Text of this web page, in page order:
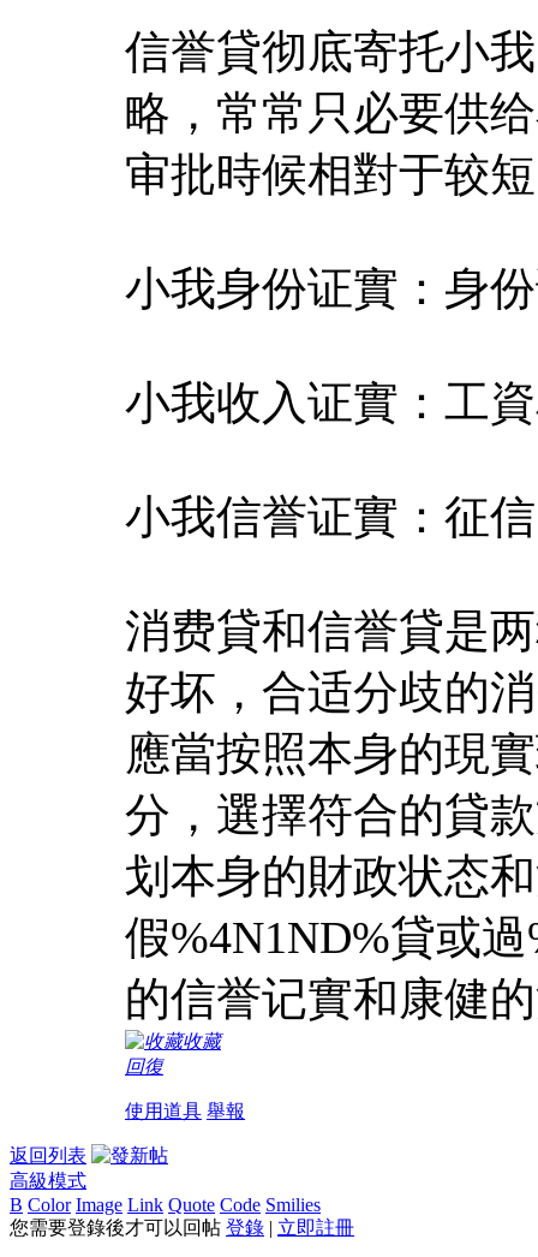
信誉貸彻底寄托小
略，常常只必要供
审批時候相對于较
小我身份证實：身
小我收入证實：工
小我信誉证實：征
消费貸和信誉貸是
好坏，合适分歧的
應當按照本身的現
分，選擇符合的貸
划本身的財政状态
假%4N1ND%貸或
的信誉记實和康健
收藏
回復
使用道具 舉報
返回列表
高級模式
B Color Image Link Quote Code Smilies
您需要登錄後才可以回帖 登錄 | 立即註冊